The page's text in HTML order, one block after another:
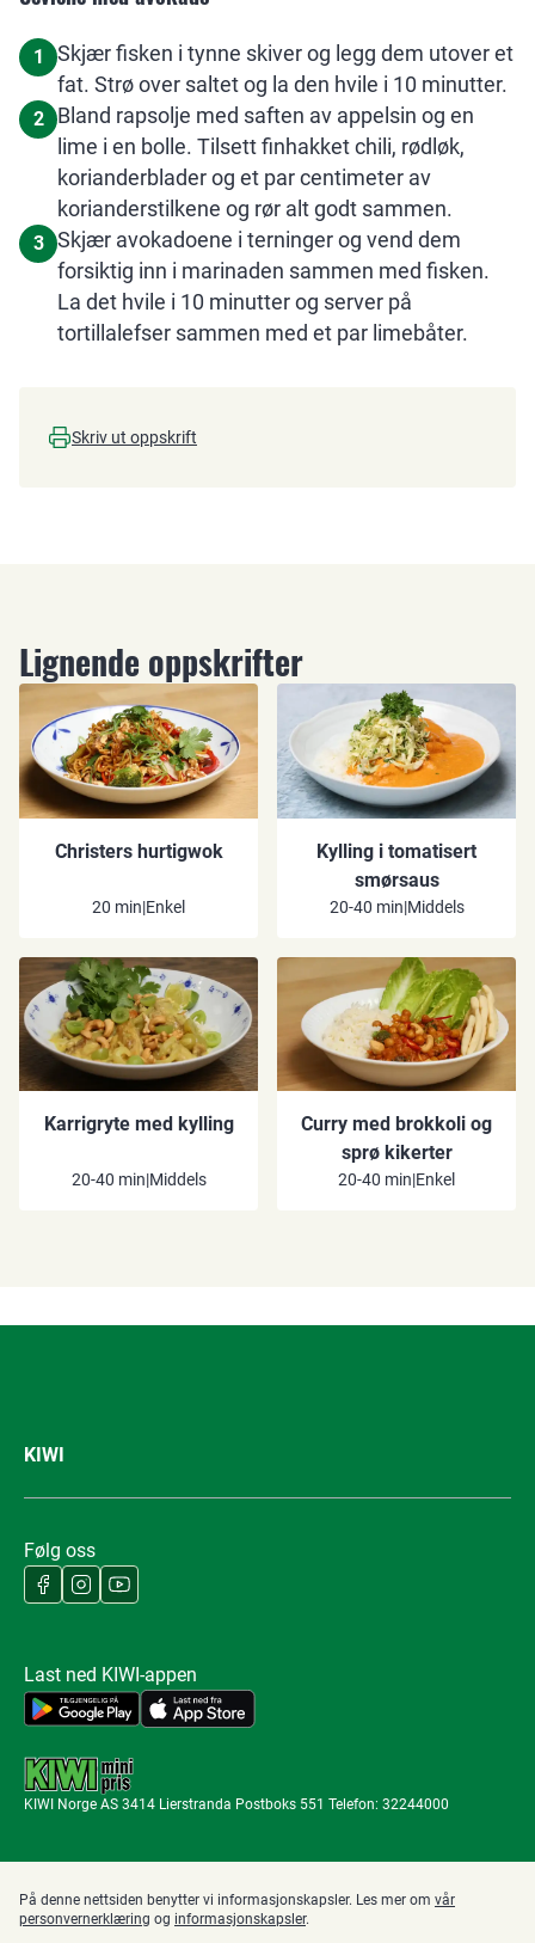
1
Skjær fisken i tynne skiver og legg dem utover et
fat. Strø over saltet og la den hvile i 10 minutter.
2
Bland rapsolje med saften av appelsin og en
lime i en bolle. Tilsett finhakket chili, rødløk,
korianderblader og et par centimeter av
korianderstilkene og rør alt godt sammen.
3
Skjær avokadoene i terninger og vend dem
forsiktig inn i marinaden sammen med fisken.
La det hvile i 10 minutter og server på
tortillalefser sammen med et par limebåter.
Skriv ut oppskrift
Lignende oppskrifter
Christers hurtigwok
20 min|Enkel
Kylling i tomatisert
smørsaus
20-40 min|Middels
Karrigryte med kylling
20-40 min|Middels
Curry med brokkoli og
sprø kikerter
20-40 min|Enkel
KIWI
Følg oss
Last ned KIWI-appen
KIWI Norge AS 3414 Lierstranda Postboks 551 Telefon: 32244000
På denne nettsiden benytter vi informasjonskapsler. Les mer om vår
personvernerklæring og informasjonskapsler.